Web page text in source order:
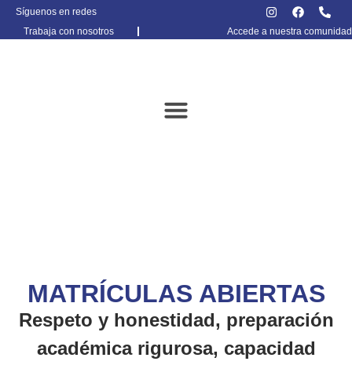
Síguenos en redes
Trabaja con nosotros
Accede a nuestra comunidad
MATRÍCULAS ABIERTAS
Respeto y honestidad, preparación
académica rigurosa, capacidad